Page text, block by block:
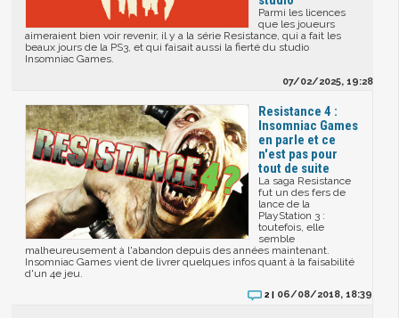
Parmi les licences
que les joueurs
aimeraient bien voir revenir, il y a la série Resistance, qui a fait les
beaux jours de la PS3, et qui faisait aussi la fierté du studio
Insomniac Games.
07/02/2025, 19:28
Resistance 4 :
Insomniac Games
en parle et ce
n'est pas pour
tout de suite
La saga Resistance
fut un des fers de
lance de la
PlayStation 3 :
toutefois, elle
semble
malheureusement à l'abandon depuis des années maintenant.
Insomniac Games vient de livrer quelques infos quant à la faisabilité
d'un 4e jeu.
2 |06/08/2018, 18:39